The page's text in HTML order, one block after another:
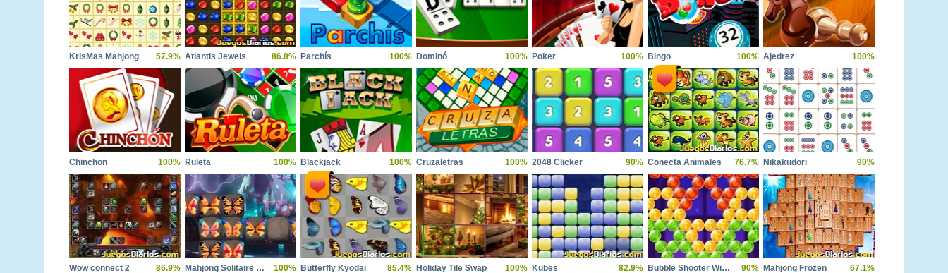
KrisMas Mahjong 57.9% Atlantis Jewels 86.8% Parchís 100% Dominó 100% Poker 100% Bingo 100% Ajedrez 100%
Chinchon 100% Ruleta 100% Blackjack 100% Cruzaletras 100% 2048 Clicker 90% Conecta Animales 76.7% Nikakudori 90%
Wow connect 2 86.9% Mahjong Solitaire Butterfly Connect 100% Butterfly Kyodai 85.4% Holiday Tile Swap 100% Kubes 82.9% Bubble Shooter Witch Tower 2 90% Mahjong Frozen 67.1%